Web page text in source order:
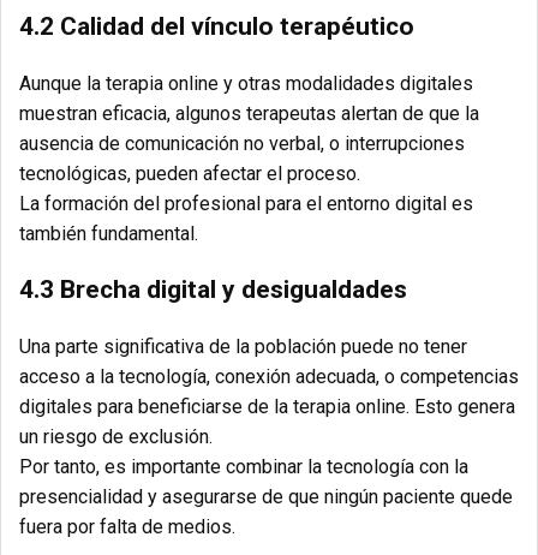
4.2 Calidad del vínculo terapéutico
Aunque la terapia online y otras modalidades digitales
muestran eficacia, algunos terapeutas alertan de que la
ausencia de comunicación no verbal, o interrupciones
tecnológicas, pueden afectar el proceso.
La formación del profesional para el entorno digital es
también fundamental.
4.3 Brecha digital y desigualdades
Una parte significativa de la población puede no tener
acceso a la tecnología, conexión adecuada, o competencias
digitales para beneficiarse de la terapia online. Esto genera
un riesgo de exclusión.
Por tanto, es importante combinar la tecnología con la
presencialidad y asegurarse de que ningún paciente quede
fuera por falta de medios.